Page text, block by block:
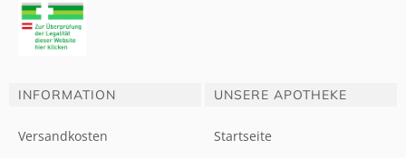
INFORMATION
Versandkosten
UNSERE APOTHEKE
Startseite